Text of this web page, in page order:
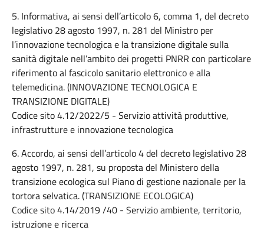
5. Informativa, ai sensi dell’articolo 6, comma 1, del decreto
legislativo 28 agosto 1997, n. 281 del Ministro per
l’innovazione tecnologica e la transizione digitale sulla
sanità digitale nell’ambito dei progetti PNRR con particolare
riferimento al fascicolo sanitario elettronico e alla
telemedicina. (INNOVAZIONE TECNOLOGICA E
TRANSIZIONE DIGITALE)
Codice sito 4.12/2022/5 - Servizio attività produttive,
infrastrutture e innovazione tecnologica
6. Accordo, ai sensi dell’articolo 4 del decreto legislativo 28
agosto 1997, n. 281, su proposta del Ministero della
transizione ecologica sul Piano di gestione nazionale per la
tortora selvatica. (TRANSIZIONE ECOLOGICA)
Codice sito 4.14/2019 /40 - Servizio ambiente, territorio,
istruzione e ricerca